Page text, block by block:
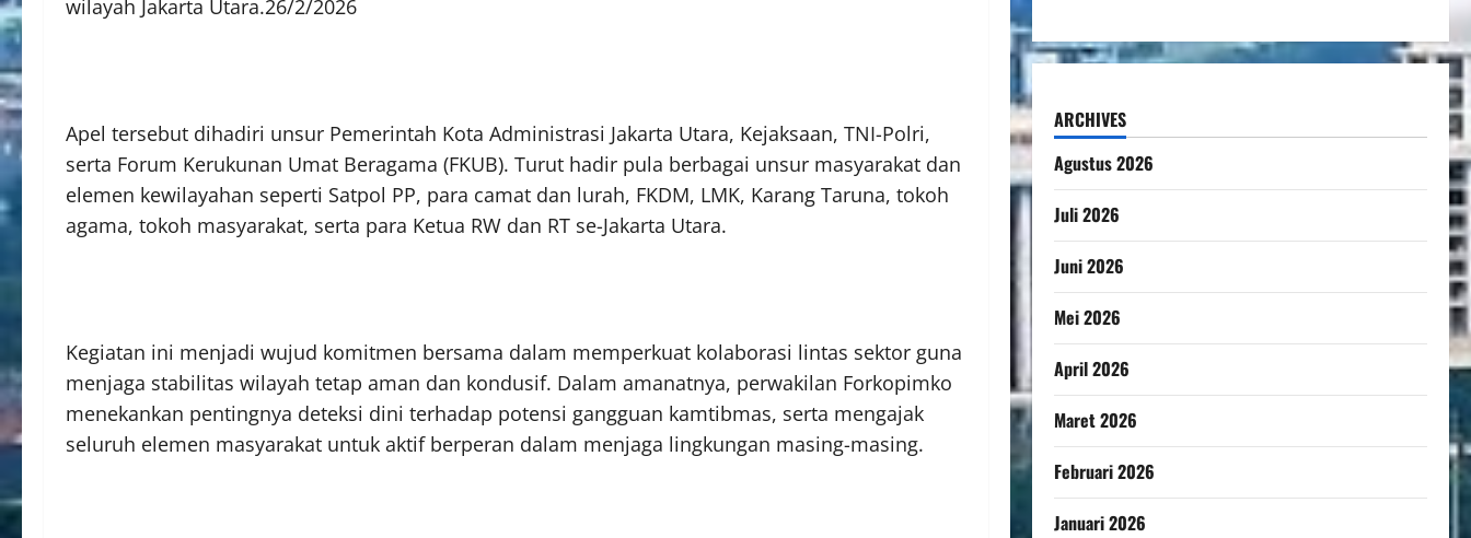
wilayah Jakarta Utara.26/2/2026
Apel tersebut dihadiri unsur Pemerintah Kota Administrasi Jakarta Utara, Kejaksaan, TNI-Polri,
serta Forum Kerukunan Umat Beragama (FKUB). Turut hadir pula berbagai unsur masyarakat dan
elemen kewilayahan seperti Satpol PP, para camat dan lurah, FKDM, LMK, Karang Taruna, tokoh
agama, tokoh masyarakat, serta para Ketua RW dan RT se-Jakarta Utara.
Kegiatan ini menjadi wujud komitmen bersama dalam memperkuat kolaborasi lintas sektor guna
menjaga stabilitas wilayah tetap aman dan kondusif. Dalam amanatnya, perwakilan Forkopimko
menekankan pentingnya deteksi dini terhadap potensi gangguan kamtibmas, serta mengajak
seluruh elemen masyarakat untuk aktif berperan dalam menjaga lingkungan masing-masing.
ARCHIVES
Agustus 2026
Juli 2026
Juni 2026
Mei 2026
April 2026
Maret 2026
Februari 2026
Januari 2026